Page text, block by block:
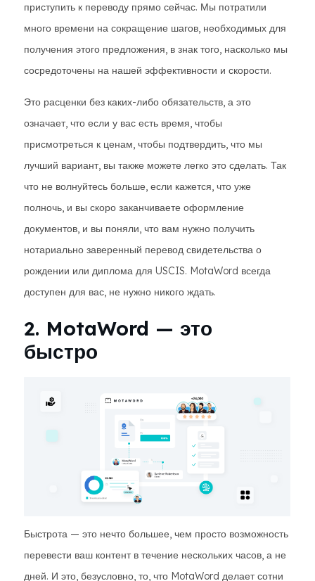
приступить к переводу прямо сейчас. Мы потратили
много времени на сокращение шагов, необходимых для
получения этого предложения, в знак того, насколько мы
сосредоточены на нашей эффективности и скорости.
Это расценки без каких-либо обязательств, а это
означает, что если у вас есть время, чтобы
присмотреться к ценам, чтобы подтвердить, что мы
лучший вариант, вы также можете легко это сделать. Так
что не волнуйтесь больше, если кажется, что уже
полночь, и вы скоро заканчиваете оформление
документов, и вы поняли, что вам нужно получить
нотариально заверенный перевод свидетельства о
рождении или диплома для USCIS. MotaWord всегда
доступен для вас, не нужно никого ждать.
2. MotaWord — это
быстро
Быстрота — это нечто большее, чем просто возможность
перевести ваш контент в течение нескольких часов, а не
дней. И это, безусловно, то, что MotaWord делает сотни